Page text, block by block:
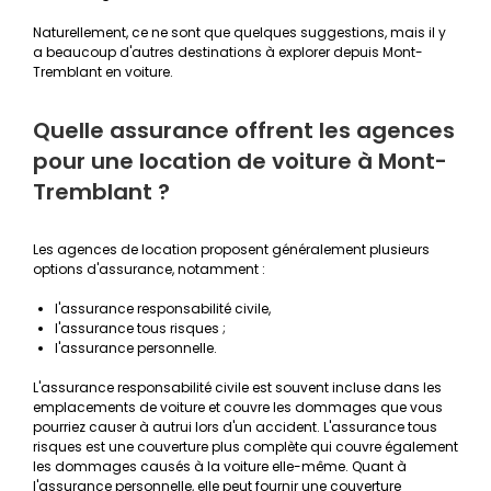
Naturellement, ce ne sont que quelques suggestions, mais il y
a beaucoup d'autres destinations à explorer depuis Mont-
Tremblant en voiture.
Quelle assurance offrent les agences
pour une location de voiture à Mont-
Tremblant ?
Les agences de location proposent généralement plusieurs
options d'assurance, notamment :
l'assurance responsabilité civile,
l'assurance tous risques ;
l'assurance personnelle.
L'assurance responsabilité civile est souvent incluse dans les
emplacements de voiture et couvre les dommages que vous
pourriez causer à autrui lors d'un accident. L'assurance tous
risques est une couverture plus complète qui couvre également
les dommages causés à la voiture elle-même. Quant à
l'assurance personnelle, elle peut fournir une couverture